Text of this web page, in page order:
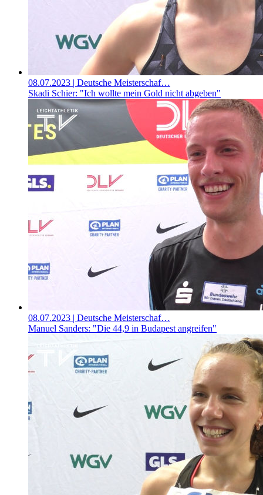
08.07.2023 | Deutsche Meisterschaf…
Skadi Schier: "Ich wollte mein Gold nicht abgeben"
08.07.2023 | Deutsche Meisterschaf…
Manuel Sanders: "Die 44,9 in Budapest angreifen"